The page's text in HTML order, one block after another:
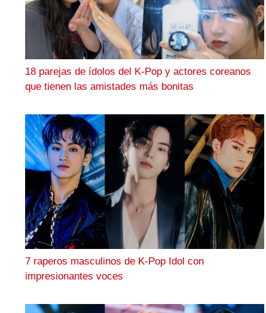
18 parejas de ídolos del K-Pop y actores coreanos
que tienen las amistades más bonitas
7 raperos masculinos de K-Pop Idol con
impresionantes voces